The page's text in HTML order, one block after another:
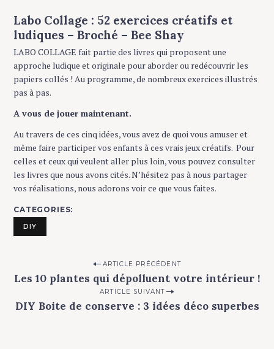
Labo Collage : 52 exercices créatifs et
ludiques – Broché – Bee Shay
LABO COLLAGE fait partie des livres qui proposent une
approche ludique et originale pour aborder ou redécouvrir les
papiers collés ! Au programme, de nombreux exercices illustrés
pas à pas.
A vous de jouer maintenant.
Au travers de ces cinq idées, vous avez de quoi vous amuser et
même faire participer vos enfants à ces vrais jeux créatifs. Pour
celles et ceux qui veulent aller plus loin, vous pouvez consulter
les livres que nous avons cités. N’hésitez pas à nous partager
vos réalisations, nous adorons voir ce que vous faites.
CATEGORIES
DIY
o
s
ARTICLE PRÉCÉDENT
Les 10 plantes qui dépolluent votre intérieur !
ARTICLE SUIVANT
DIY Boite de conserve : 3 idées déco superbes